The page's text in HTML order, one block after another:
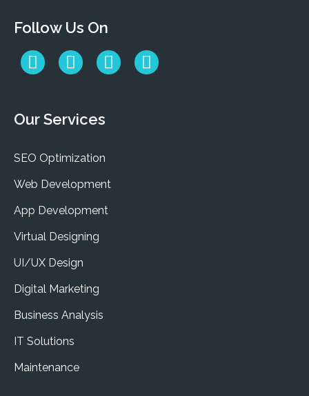
Follow Us On
Our Services
SEO Optimization
Web Development
App Development
Virtual Designing
UI/UX Design
Digital Marketing
Business Analysis
IT Solutions
Maintenance